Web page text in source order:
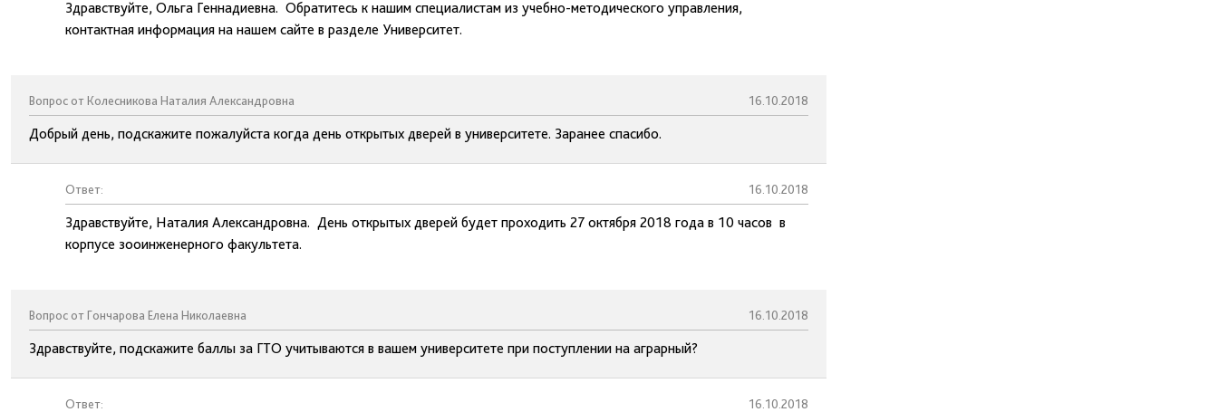
Здравствуйте, Ольга Геннадиевна. Обратитесь к нашим специалистам из учебно-методического управления,
контактная информация на нашем сайте в разделе Университет.
Вопрос от Колесникова Наталия Александровна 16.10.2018
Добрый день, подскажите пожалуйста когда день открытых дверей в университете. Заранее спасибо.
Ответ: 16.10.2018
Здравствуйте, Наталия Александровна. День открытых дверей будет проходить 27 октября 2018 года в 10 часов в
корпусе зооинженерного факультета.
Вопрос от Гончарова Елена Николаевна 16.10.2018
Здравствуйте, подскажите баллы за ГТО учитываются в вашем университете при поступлении на аграрный?
Ответ: 16.10.2018